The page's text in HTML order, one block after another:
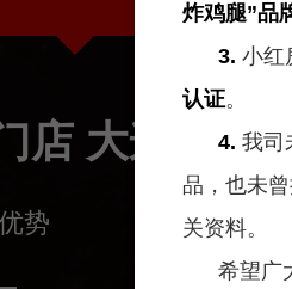
炸鸡腿”品
3. 小红
认证。
4. 我司
品，也未
关资料。
希望广大
店 大连锁
势